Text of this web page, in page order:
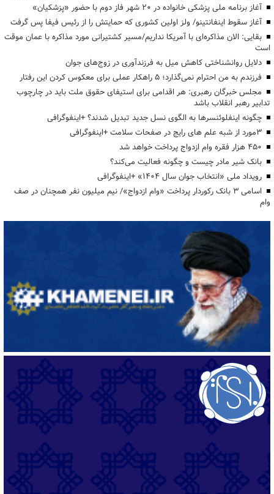
آغاز برنامه ملی پزشکی خانواده در ۲۰ شهر فاز دوم با حضور «پزشکیان»
آغاز سقوط اینفانتینو/ ولز اولین کشوری که حمایتش را از رئیس فیفا پس گرفت
بقایی: الان مذاکره‌ای با آمریکا نداریم/مسیر کشتیرانی مورد مذاکره با عمان موقت
است
دلایل روانشناختی کاهش میل به فرزندآوری در زوج‌های جوان
فرزندم به من احترام نمی‌گذارد؛ ۵ راهکار عملی برای معکوس کردن این رفتار
مجلس خبرگان رهبری: هر اقدامی برای استیفای حقوق ملت باید در چارچوب
تدابیر رهبر انقلاب باشد
چگونه اینفلوئنسرها به الگوی نسل جدید تبدیل شدند؟ +اینفوگرافی
3مورد از شبه علم های رایج در صفحات سلامت +اینفوگرافی
۴۵۰ هزار فقره وام ازدواج پرداخت خواهد شد
بانک شیر مادر چیست و چگونه فعالیت می‌کند؟
رویداد ملی «انتخاب جوان سال ۱۴۰۴» +اینفوگرافی
اسامی ۳ بانک رکوردار پرداخت «وام ازدواج»/ نیم میلیون نفر همچنان در صف
وام